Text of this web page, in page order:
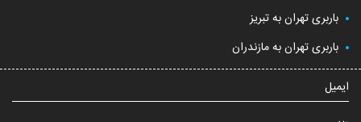
باربری تهران به تبریز
باربری تهران به مازندران
ایمیل